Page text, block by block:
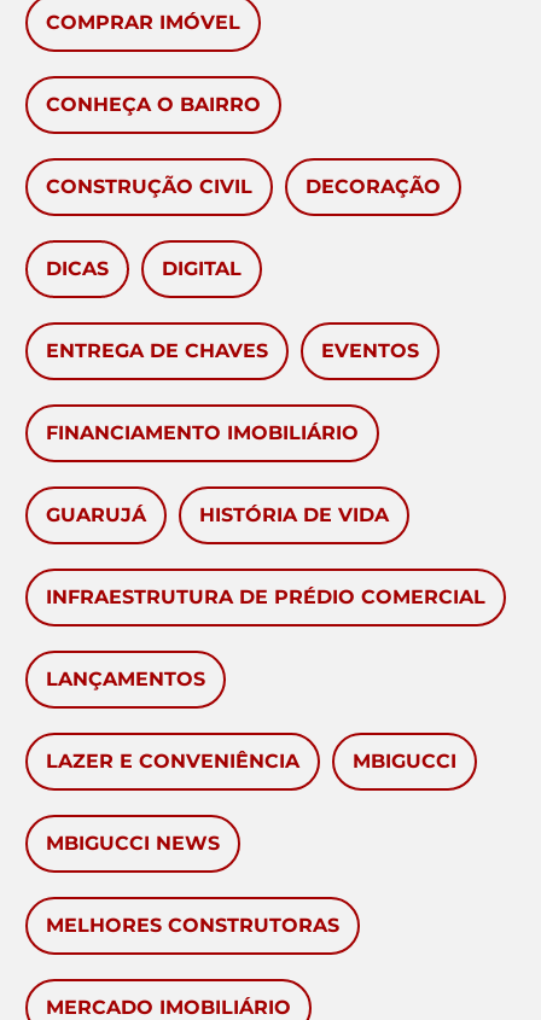
COMPRAR IMÓVEL
CONHEÇA O BAIRRO
CONSTRUÇÃO CIVIL DECORAÇÃO
DICAS DIGITAL
ENTREGA DE CHAVES EVENTOS
FINANCIAMENTO IMOBILIÁRIO
GUARUJÁ HISTÓRIA DE VIDA
INFRAESTRUTURA DE PRÉDIO COMERCIAL
LANÇAMENTOS
LAZER E CONVENIÊNCIA MBIGUCCI
MBIGUCCI NEWS
MELHORES CONSTRUTORAS
MERCADO IMOBILIÁRIO